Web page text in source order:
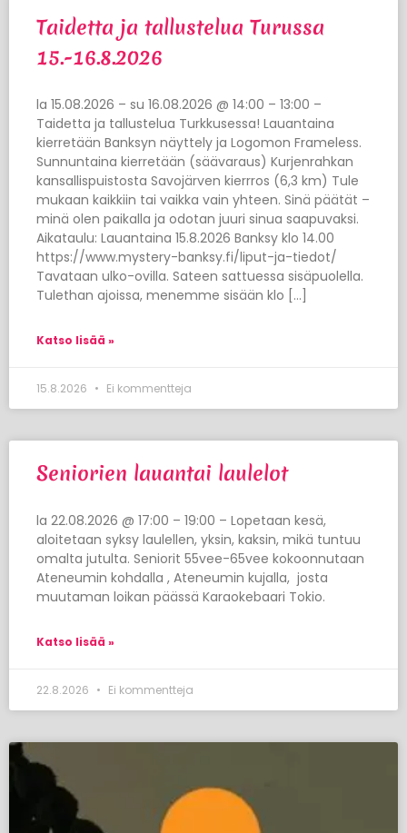
Taidetta ja tallustelua Turussa
15.-16.8.2026
la 15.08.2026 – su 16.08.2026 @ 14:00 – 13:00 –
Taidetta ja tallustelua Turkkusessa! Lauantaina
kierretään Banksyn näyttely ja Logomon Frameless.
Sunnuntaina kierretään (säävaraus) Kurjenrahkan
kansallispuistosta Savojärven kierrros (6,3 km) Tule
mukaan kaikkiin tai vaikka vain yhteen. Sinä päätät –
minä olen paikalla ja odotan juuri sinua saapuvaksi.
Aikataulu: Lauantaina 15.8.2026 Banksy klo 14.00
https://www.mystery-banksy.fi/liput-ja-tiedot/
Tavataan ulko-ovilla. Sateen sattuessa sisäpuolella.
Tulethan ajoissa, menemme sisään klo […]
Katso lisää »
15.8.2026 Ei kommentteja
Seniorien lauantai laulelot
la 22.08.2026 @ 17:00 – 19:00 – Lopetaan kesä,
aloitetaan syksy laulellen, yksin, kaksin, mikä tuntuu
omalta jutulta. Seniorit 55vee-65vee kokoonnutaan
Ateneumin kohdalla , Ateneumin kujalla, josta
muutaman loikan päässä Karaokebaari Tokio.
Katso lisää »
22.8.2026 Ei kommentteja